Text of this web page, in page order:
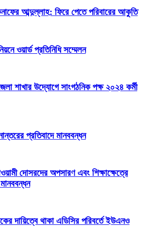
আব্দুল্লাহ: ফিরে পেতে পরিবারের আকুতি
ওয়ার্ড প্রতিনিধি সম্মেলন
শাখার উদ্যোগে সাংগঠনিক পক্ষ ২০২৪ কর্মী
প্রতিবাদে মানববন্ধন
দোসরদের অপসারণ এবং শিক্ষাক্ষেত্রে
দায়িত্বে থাকা এডিসির পরিবর্তে ইউএনও